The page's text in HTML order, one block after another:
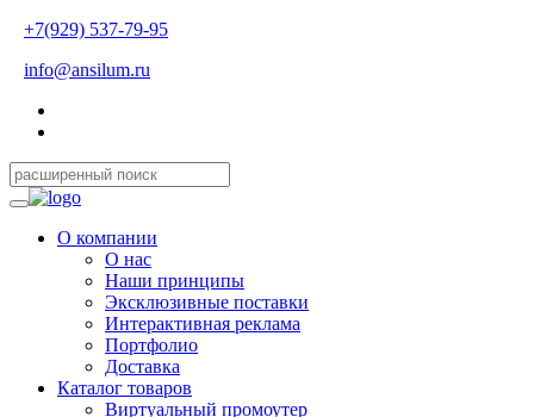
+7(929) 537-79-95
info@ansilum.ru
О компании
О нас
Наши принципы
Эксклюзивные поставки
Интерактивная реклама
Портфолио
Доставка
Каталог товаров
Виртуальный промоутер